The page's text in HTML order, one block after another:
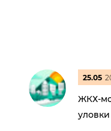
25.05
ЖКХ-
уловки